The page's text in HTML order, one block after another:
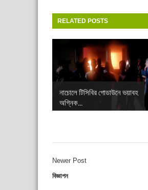
RELATED POSTS
নাচোলে টিসিবির গোডাউনে ভয়াবহ
অগ্নিক...
Newer Post
বিজ্ঞাপন